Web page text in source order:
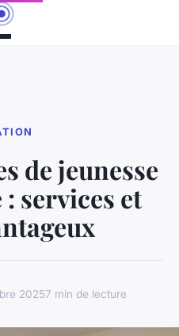
de jeunesse
services et
20257 min de lecture